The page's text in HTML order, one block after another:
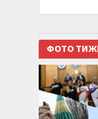
ФОТО